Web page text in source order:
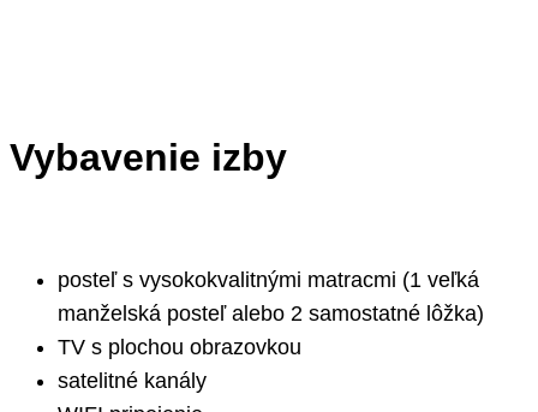
Vybavenie izby
posteľ s vysokokvalitnými matracmi (1 veľká
manželská posteľ alebo 2 samostatné lôžka)
TV s plochou obrazovkou
satelitné kanály